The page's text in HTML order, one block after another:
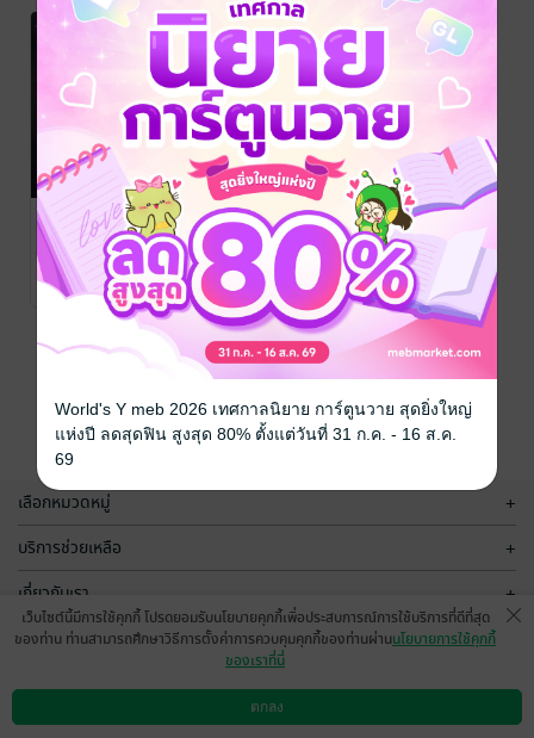
The Holy Land
ริโอ ที่รัก
Me'ree เมรี/ เมรี
ยักษี
นิยายโรมานซ์
No Rating
เลือกหมวดหมู่ +
บริการช่วยเหลือ +
เกี่ยวกับเรา +
กลุ่มธุรกิจในเครือ
ดาวน์โหลดแอป วิธีการใช้งาน ติดต่อเรา
เว็บไซต์นี้มีการใช้คุกกี้ โปรดยอมรับนโยบายคุกกี้เพื่อประสบการณ์การใช้บริการที่ดีที่สุด
ของท่าน ท่านสามารถศึกษาวิธีการตั้งค่าการควบคุมคุกกี้ของท่านผ่านนโยบายการใช้คุกกี้
ของเราที่นี่
ตกลง
World's Y meb 2026 เทศกาลนิยาย การ์ตูนวาย สุดยิ่งใหญ่
แห่งปี ลดสุดฟิน สูงสุด 80% ตั้งแต่วันที่ 31 ก.ค. - 16 ส.ค.
69